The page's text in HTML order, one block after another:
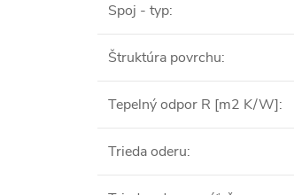
Spoj - typ:
Štruktúra povrchu:
Tepelný odpor R [m2 K/W]:
Trieda oderu: